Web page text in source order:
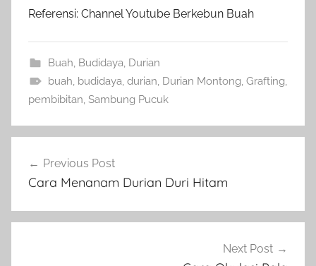
Referensi: Channel Youtube Berkebun Buah
Buah, Budidaya, Durian
buah, budidaya, durian, Durian Montong, Grafting,
pembibitan, Sambung Pucuk
pos
Previous Post
Cara Menanam Durian Duri Hitam
Next Post